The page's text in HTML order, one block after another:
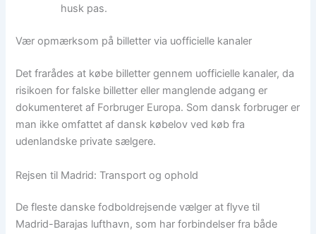
husk pas.
Vær opmærksom på billetter via uofficielle kanaler
Det frarådes at købe billetter gennem uofficielle kanaler, da
risikoen for falske billetter eller manglende adgang er
dokumenteret af Forbruger Europa. Som dansk forbruger er
man ikke omfattet af dansk købelov ved køb fra
udenlandske private sælgere.
Rejsen til Madrid: Transport og ophold
De fleste danske fodboldrejsende vælger at flyve til
Madrid-Barajas lufthavn, som har forbindelser fra både